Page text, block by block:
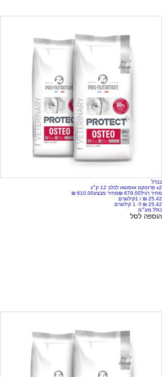
בנדל
x2 פרוטקט אוסטאו לכלב 12 ק״ג
מחיר רגיל
מחיר מבצע
/ 1קילוגרם
כולל מע״מ
הוספה לסל